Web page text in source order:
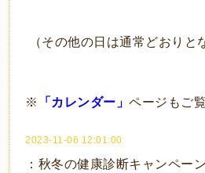
（その他の日は通常どおりと
※ 「カレンダー」ページもご
2023-11-06 12:01:00
：秋冬の健康診断キャンペー